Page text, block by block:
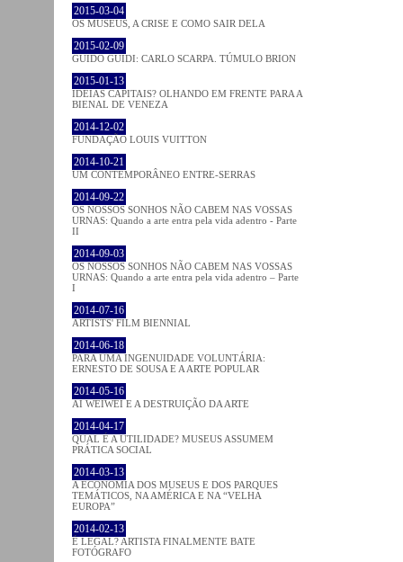
2015-03-04
OS MUSEUS, A CRISE E COMO SAIR DELA
2015-02-09
GUIDO GUIDI: CARLO SCARPA. TÚMULO BRION
2015-01-13
IDEIAS CAPITAIS? OLHANDO EM FRENTE PARA A
BIENAL DE VENEZA
2014-12-02
FUNDAÇÃO LOUIS VUITTON
2014-10-21
UM CONTEMPORÂNEO ENTRE-SERRAS
2014-09-22
OS NOSSOS SONHOS NÃO CABEM NAS VOSSAS
URNAS: Quando a arte entra pela vida adentro - Parte
II
2014-09-03
OS NOSSOS SONHOS NÃO CABEM NAS VOSSAS
URNAS: Quando a arte entra pela vida adentro – Parte
I
2014-07-16
ARTISTS' FILM BIENNIAL
2014-06-18
PARA UMA INGENUIDADE VOLUNTÁRIA:
ERNESTO DE SOUSA E A ARTE POPULAR
2014-05-16
AI WEIWEI E A DESTRUIÇÃO DA ARTE
2014-04-17
QUAL É A UTILIDADE? MUSEUS ASSUMEM
PRÁTICA SOCIAL
2014-03-13
A ECONOMIA DOS MUSEUS E DOS PARQUES
TEMÁTICOS, NA AMÉRICA E NA “VELHA
EUROPA”
2014-02-13
É LEGAL? ARTISTA FINALMENTE BATE
FOTÓGRAFO